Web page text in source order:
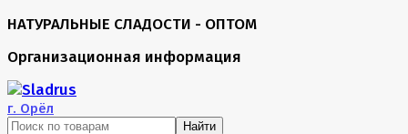
НАТУРАЛЬНЫЕ СЛАДОСТИ - ОПТОМ
Организационная информация
г. Орёл
Найти